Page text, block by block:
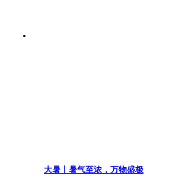
大暑丨暑气至浓，万物盛极